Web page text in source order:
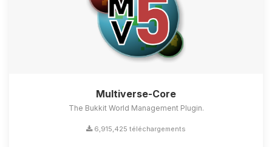
Multiverse-Core
The Bukkit World Management Plugin.
6,915,425 téléchargements